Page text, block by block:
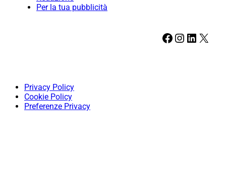
Per la tua pubblicità
Facebook Instagram LinkedIn X
Privacy Policy
Cookie Policy
Preferenze Privacy